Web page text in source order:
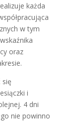
każda
w tym
oraz
się
i
4 dni
nie powinno